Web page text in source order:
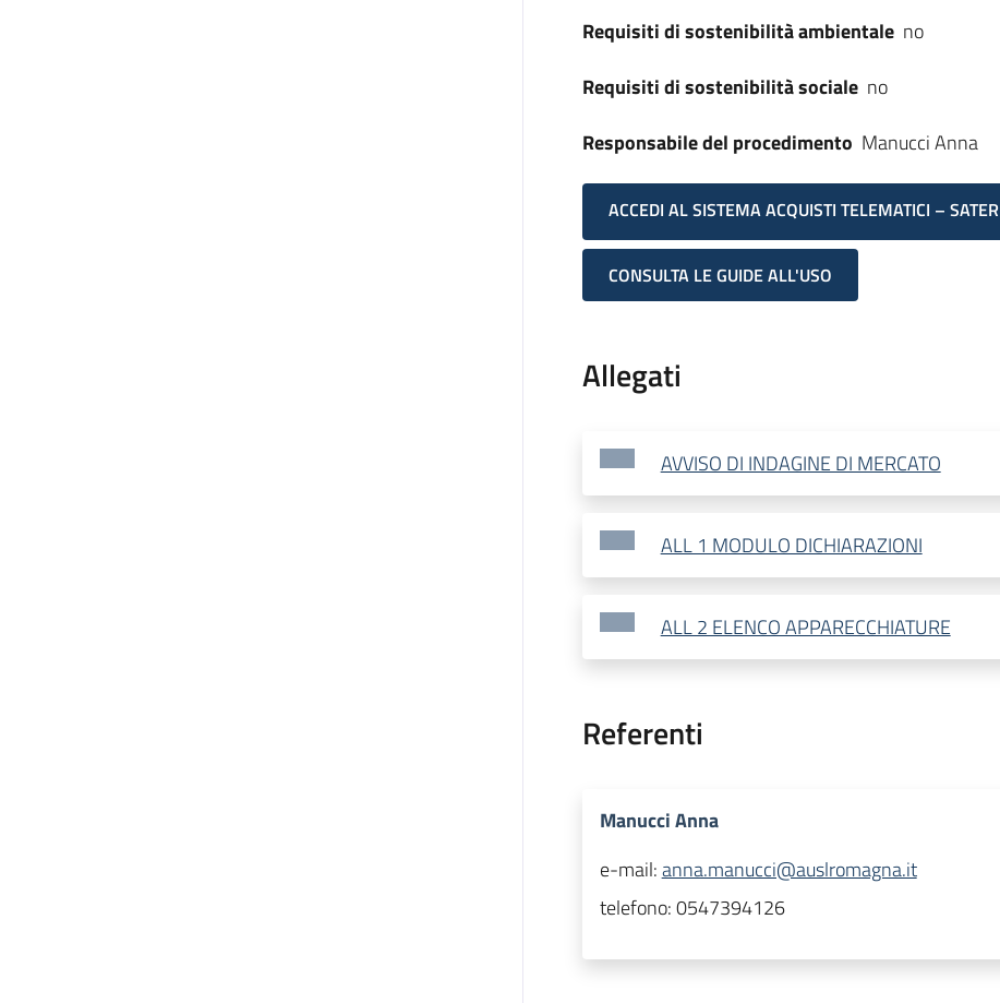
Requisiti di sostenibilità ambientale no
Requisiti di sostenibilità sociale no
Responsabile del procedimento Manucci Anna
ACCEDI AL SISTEMA ACQUISTI TELEMATICI – SATER
CONSULTA LE GUIDE ALL'USO
Allegati
AVVISO DI INDAGINE DI MERCATO
ALL 1 MODULO DICHIARAZIONI
ALL 2 ELENCO APPARECCHIATURE
Referenti
Manucci Anna
e-mail:anna.manucci@auslromagna.it
telefono:0547394126